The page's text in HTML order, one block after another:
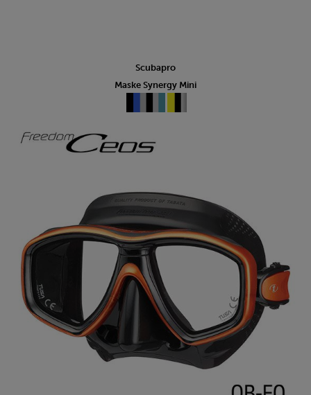
Scubapro
Maske Synergy Mini